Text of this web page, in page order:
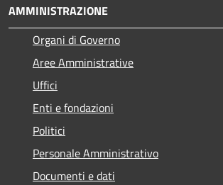
AMMINISTRAZIONE
Organi di Governo
Aree Amministrative
Uffici
Enti e fondazioni
Politici
Personale Amministrativo
Documenti e dati